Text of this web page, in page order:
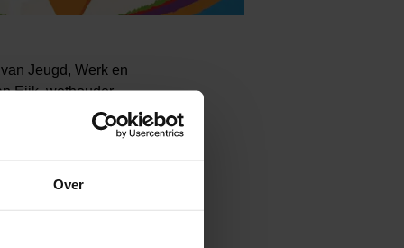
Over
Jeugd, Werk en
Eijk, wethouder
anderen. Ongeacht